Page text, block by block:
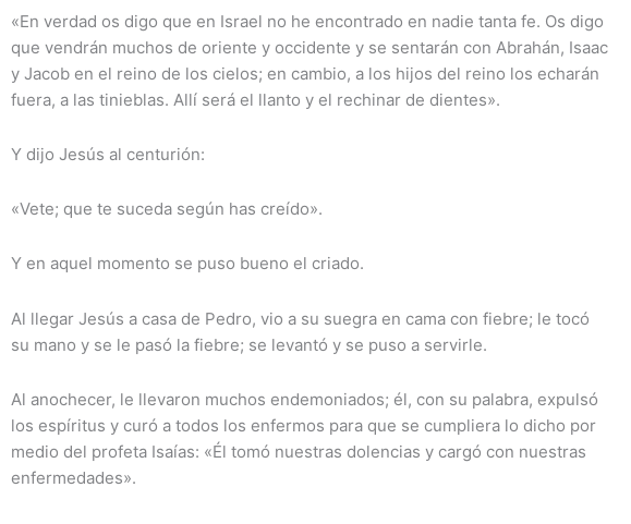
«En verdad os digo que en Israel no he encontrado en nadie tanta fe. Os digo
que vendrán muchos de oriente y occidente y se sentarán con Abrahán, Isaac
y Jacob en el reino de los cielos; en cambio, a los hijos del reino los echarán
fuera, a las tinieblas. Allí será el llanto y el rechinar de dientes».
Y dijo Jesús al centurión:
«Vete; que te suceda según has creído».
Y en aquel momento se puso bueno el criado.
Al llegar Jesús a casa de Pedro, vio a su suegra en cama con fiebre; le tocó
su mano y se le pasó la fiebre; se levantó y se puso a servirle.
Al anochecer, le llevaron muchos endemoniados; él, con su palabra, expulsó
los espíritus y curó a todos los enfermos para que se cumpliera lo dicho por
medio del profeta Isaías: «Él tomó nuestras dolencias y cargó con nuestras
enfermedades».